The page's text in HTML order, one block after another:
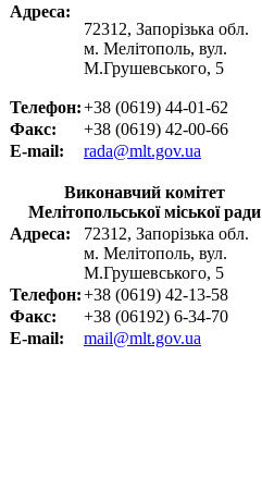
Адреса:
72312, Запорізька обл.
м. Мелітополь, вул.
М.Грушевського, 5
Телефон:+38 (0619) 44-01-62
Факс:
+38 (0619) 42-00-66
E-mail:
rada@mlt.gov.ua
Виконавчий комітет
Мелітопольської міської ради
Адреса:
72312, Запорізька обл.
м. Мелітополь, вул.
М.Грушевського, 5
Телефон:+38 (0619) 42-13-58
Факс:
+38 (06192) 6-34-70
E-mail:
mail@mlt.gov.ua